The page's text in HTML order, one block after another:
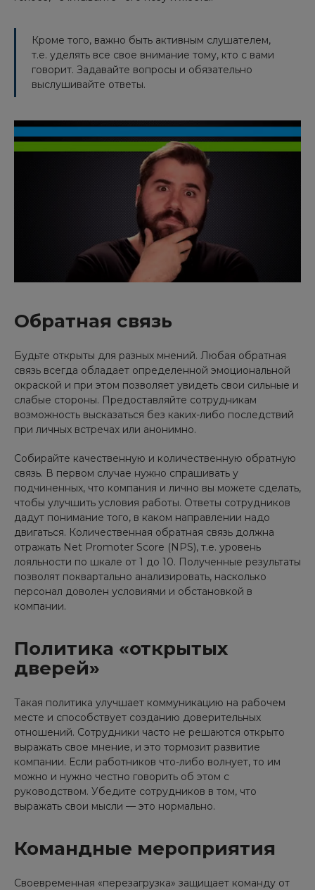
Кроме того, важно быть активным слушателем,
т.е. уделять все свое внимание тому, кто с вами
говорит. Задавайте вопросы и обязательно
выслушивайте ответы.
Обратная связь
Будьте открыты для разных мнений. Любая обратная
связь всегда обладает определенной эмоциональной
окраской и при этом позволяет увидеть свои сильные и
слабые стороны. Предоставляйте сотрудникам
возможность высказаться без каких-либо последствий
при личных встречах или анонимно.
Собирайте качественную и количественную обратную
связь. В первом случае нужно спрашивать у
подчиненных, что компания и лично вы можете сделать,
чтобы улучшить условия работы. Ответы сотрудников
дадут понимание того, в каком направлении надо
двигаться. Количественная обратная связь должна
отражать Net Promoter Score (NPS), т.е. уровень
лояльности по шкале от 1 до 10. Полученные результаты
позволят поквартально анализировать, насколько
персонал доволен условиями и обстановкой в
компании.
Политика «открытых
дверей»
Такая политика улучшает коммуникацию на рабочем
месте и способствует созданию доверительных
отношений. Сотрудники часто не решаются открыто
выражать свое мнение, и это тормозит развитие
компании. Если работников что-либо волнует, то им
можно и нужно честно говорить об этом с
руководством. Убедите сотрудников в том, что
выражать свои мысли — это нормально.
Командные мероприятия
Своевременная «перезагрузка» защищает команду от